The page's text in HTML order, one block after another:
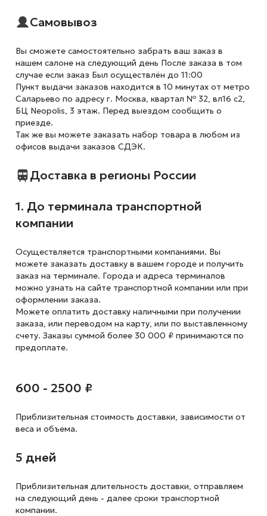
Самовывоз
Вы сможете самостоятельно забрать ваш заказ в
нашем салоне на следующий день После заказа в том
случае если заказ Был осуществлён до 11:00
Пункт выдачи заказов находится в 10 минутах от метро
Саларьево по адресу г. Москва, квартал № 32, вл16 с2,
БЦ Neopolis, 3 этаж. Перед выездом сообщить о
приезде.
Так же вы можете заказать набор товара в любом из
офисов выдачи заказов СДЭК.
Доставка в регионы России
1. До терминала транспортной
компании
Осуществляется транспортными компаниями. Вы
можете заказать доставку в вашем городе и получить
заказ на терминале. Города и адреса терминалов
можно узнать на сайте транспортной компании или при
оформлении заказа.
Можете оплатить доставку наличными при получении
заказа, или переводом на карту, или по выставленному
счету. Заказы суммой более 30 000 ₽ принимаются по
предоплате.
600 - 2500 ₽
Приблизительная стоимость доставки, зависимости от
веса и объема.
5 дней
Приблизительная длительность доставки, отправляем
на следующий день - далее сроки транспортной
компании.